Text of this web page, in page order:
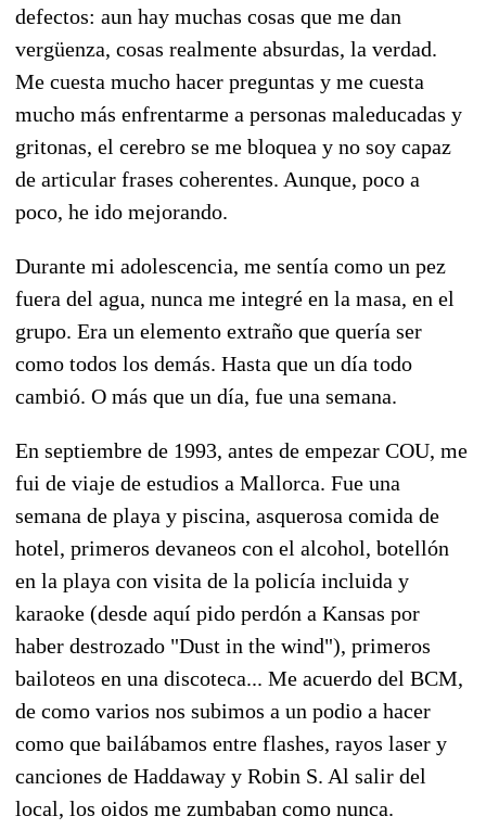
defectos: aun hay muchas cosas que me dan
vergüenza, cosas realmente absurdas, la verdad.
Me cuesta mucho hacer preguntas y me cuesta
mucho más enfrentarme a personas maleducadas y
gritonas, el cerebro se me bloquea y no soy capaz
de articular frases coherentes. Aunque, poco a
poco, he ido mejorando.
Durante mi adolescencia, me sentía como un pez
fuera del agua, nunca me integré en la masa, en el
grupo. Era un elemento extraño que quería ser
como todos los demás. Hasta que un día todo
cambió. O más que un día, fue una semana.
En septiembre de 1993, antes de empezar COU, me
fui de viaje de estudios a Mallorca. Fue una
semana de playa y piscina, asquerosa comida de
hotel, primeros devaneos con el alcohol, botellón
en la playa con visita de la policía incluida y
karaoke (desde aquí pido perdón a Kansas por
haber destrozado "Dust in the wind"), primeros
bailoteos en una discoteca... Me acuerdo del BCM,
de como varios nos subimos a un podio a hacer
como que bailábamos entre flashes, rayos laser y
canciones de Haddaway y Robin S. Al salir del
local, los oidos me zumbaban como nunca.